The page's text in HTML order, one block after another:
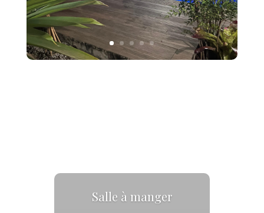
Salle à manger